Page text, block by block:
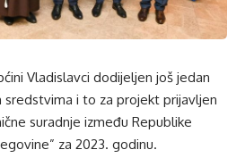
Vladislavci dodijeljen još jedan
i to za projekt prijavljen
suradnje između Republike
za 2023. godinu.